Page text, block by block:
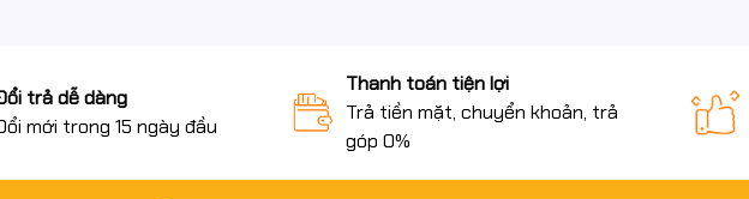
trả dễ dàng
mới trong 15 ngày đầu
Thanh toán tiện lợi
Trả tiền mặt, chuyển khoản, trả
góp 0%